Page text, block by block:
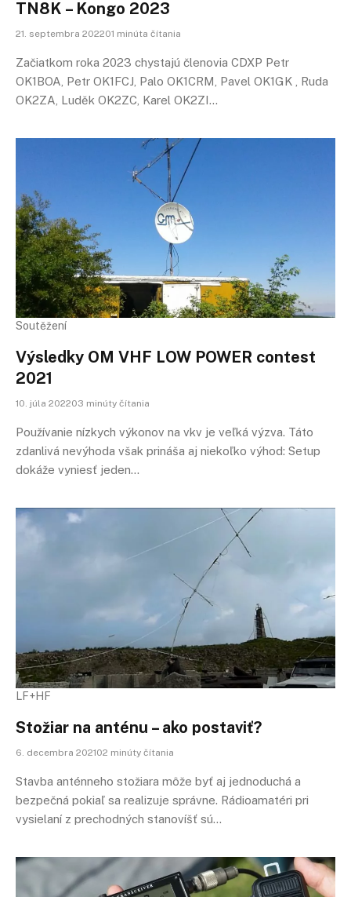
TN8K – Kongo 2023
21. septembra 202201 minúta čítania
Začiatkom roka 2023 chystajú členovia CDXP Petr
OK1BOA, Petr OK1FCJ, Palo OK1CRM, Pavel OK1GK , Ruda
OK2ZA, Luděk OK2ZC, Karel OK2ZI…
Soutěžení
Výsledky OM VHF LOW POWER contest
2021
10. júla 202203 minúty čítania
Používanie nízkych výkonov na vkv je veľká výzva. Táto
zdanlivá nevýhoda však prináša aj niekoľko výhod: Setup
dokáže vyniesť jeden…
LF+HF
Stožiar na anténu – ako postaviť?
6. decembra 202102 minúty čítania
Stavba anténneho stožiara môže byť aj jednoduchá a
bezpečná pokiaľ sa realizuje správne. Rádioamatéri pri
vysielaní z prechodných stanovíšť sú…